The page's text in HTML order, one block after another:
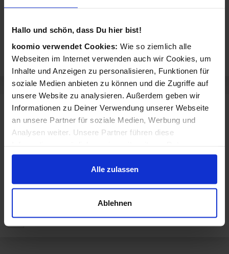
Hallo und schön, dass Du hier bist!
koomio verwendet Cookies: Wie so ziemlich alle
Webseiten im Internet verwenden auch wir Cookies, um
Inhalte und Anzeigen zu personalisieren, Funktionen für
soziale Medien anbieten zu können und die Zugriffe auf
unsere Website zu analysieren. Außerdem geben wir
Informationen zu Deiner Verwendung unserer Webseite
an unsere Partner für soziale Medien, Werbung und
Analysen weiter. Unsere Partner führen diese
zusammen, die Du ihnen bereitgestellt hast oder die sie
im Rahmen Deiner Nutzung der Dienste gesammelt
haben.
Alle zulassen
Ablehnen
Sortiment von Restaurant & Hotel Bienefeld
Restaurant & Hotel Bienefeld verkauft Produkte aus diesen Kategorien:
Desserts
Fleischgerichte Fischgerichte